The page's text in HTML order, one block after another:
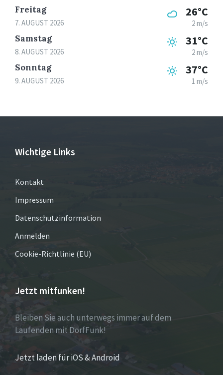
Freitag
7. AUGUST 2026
26°C
2 m/s
Samstag
8. AUGUST 2026
31°C
2 m/s
Sonntag
9. AUGUST 2026
37°C
1 m/s
Wichtige Links
Kontakt
Impressum
Datenschutzinformation
Anmelden
Cookie-Richtlinie (EU)
Jetzt mitfunken!
Bleiben Sie auch unterwegs immer auf dem
Laufenden mit DorfFunk!
Jetzt laden für iOS & Android